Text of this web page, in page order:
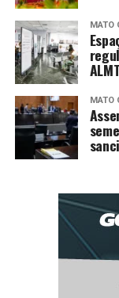
MATO
ALMT
MATO